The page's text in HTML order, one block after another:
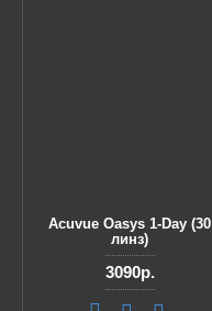
Acuvue Oasys 1-Day (30
линз)
3090р.